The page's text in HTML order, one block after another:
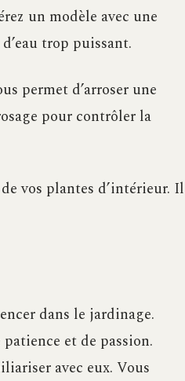
un modèle avec une
trop puissant.
permet d’arroser une
pour contrôler la
vos plantes d’intérieur. Il
dans le jardinage.
et de passion.
avec eux. Vous